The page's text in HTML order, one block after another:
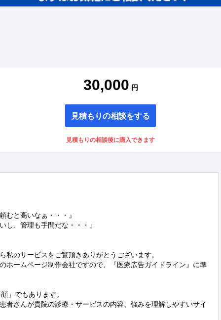
30,000 円
見積もりの相談をする
見積もりの相談後に購入できます
むと高いなぁ・・・』
し、管理も手間だな・・・』
私のサービスをご覧頂きありがとうございます。
ホームページ制作会社ですので、『医療広告ガイドライン』に準
」でもあります。
者さんが貴院の診療・サービスの内容、強みを理解しやすいサイ